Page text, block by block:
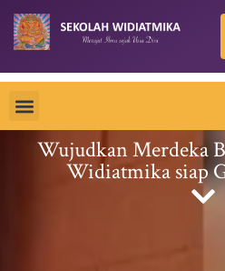
Skip
content
Wujudkan Merdeka
Widiatmika siap